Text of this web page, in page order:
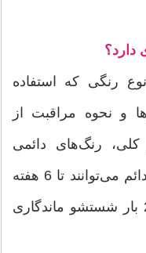
رنگی که استفاده
و نحوه مراقبت از
کلی، رنگ‌های دائمی
می‌توانند تا 8 هفته، رنگ‌های نیمه‌دائم می‌توانند تا 6 هفته
و رنگ‌های موقت می‌توانند تا 1-2 بار شستشو ماندگاری